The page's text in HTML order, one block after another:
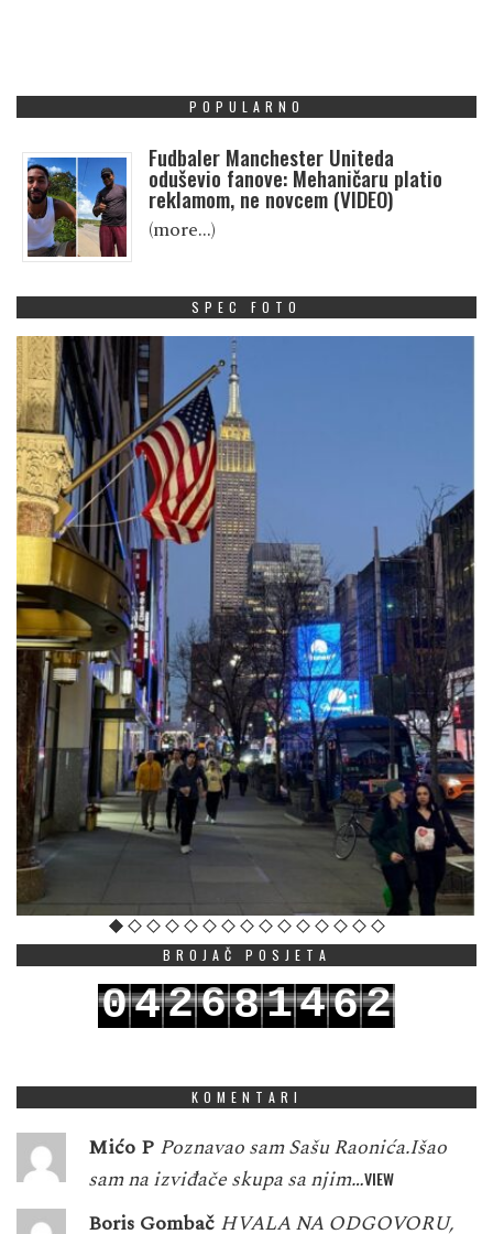
POPULARNO
Fudbaler Manchester Uniteda
oduševio fanove: Mehaničaru platio
reklamom, ne novcem (VIDEO)
(more…)
SPEC FOTO
BROJAČ POSJETA
042681462
KOMENTARI
Mićo P Poznavao sam Sašu Raonića.Išao
sam na izviđače skupa sa njim…VIEW
Boris Gombač HVALA NA ODGOVORU,